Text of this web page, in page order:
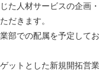
た人材サービスの企画
だきます。
部での配属を予定して
ットとした新規開拓営